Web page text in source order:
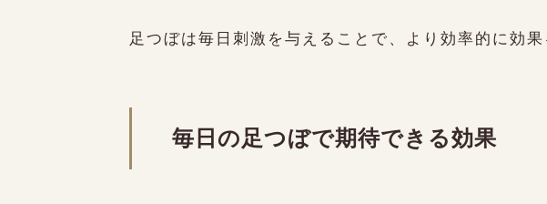
足つぼは毎日刺激を与えることで、より効率的に効果
毎日の足つぼで期待できる効果